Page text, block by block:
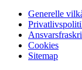
Generelle
Cookies
Sitemap